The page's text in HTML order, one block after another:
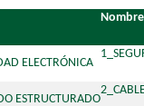
Nombre